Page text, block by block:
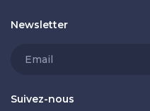
Newsletter
Suivez-nous